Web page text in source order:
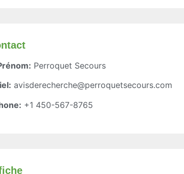
Perroquet Secours
avisderecherche@perroquetsecours.com
+1 450-567-8765